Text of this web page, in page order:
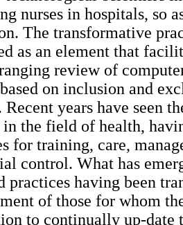
nurses in hospitals, so
The transformative
as an element that
review of
on inclusion and
Recent years have seen
the field of health,
for training, care,
control. What has
practices having been
of those for whom
to continually up-date